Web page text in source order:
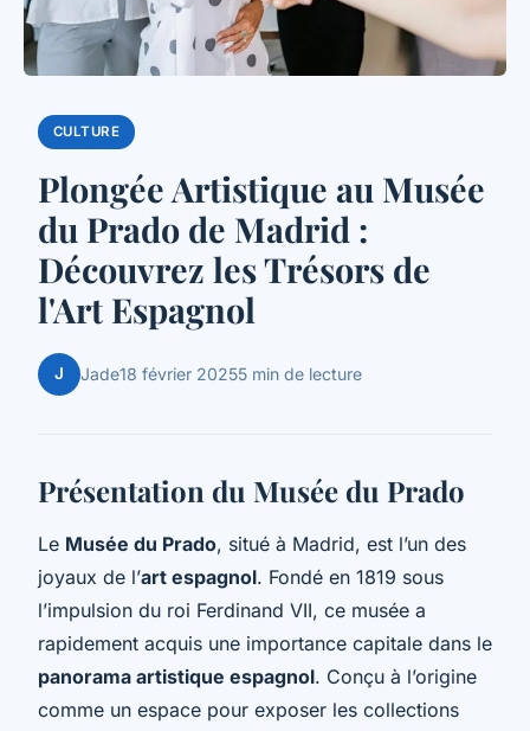
CULTURE
Plongée Artistique au Musée
du Prado de Madrid :
Découvrez les Trésors de
l'Art Espagnol
J Jade18 février 20255 min de lecture
Présentation du Musée du Prado
Le Musée du Prado, situé à Madrid, est l’un des
joyaux de l’art espagnol. Fondé en 1819 sous
l’impulsion du roi Ferdinand VII, ce musée a
rapidement acquis une importance capitale dans le
panorama artistique espagnol. Conçu à l’origine
comme un espace pour exposer les collections